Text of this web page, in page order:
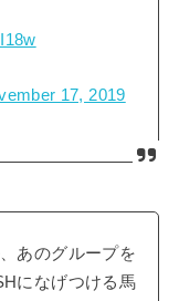
17, 2019
あのグループを
になげつける馬